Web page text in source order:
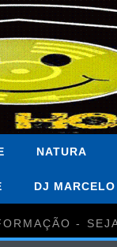
NATURA
DJ
-